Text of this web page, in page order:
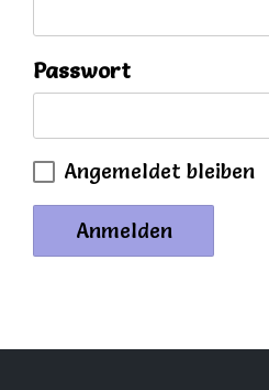
Passwort
Angemeldet bleiben